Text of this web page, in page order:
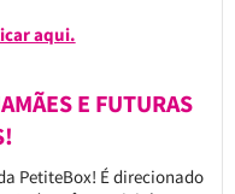
aqui.
E FUTURAS
PetiteBox! É direcionado